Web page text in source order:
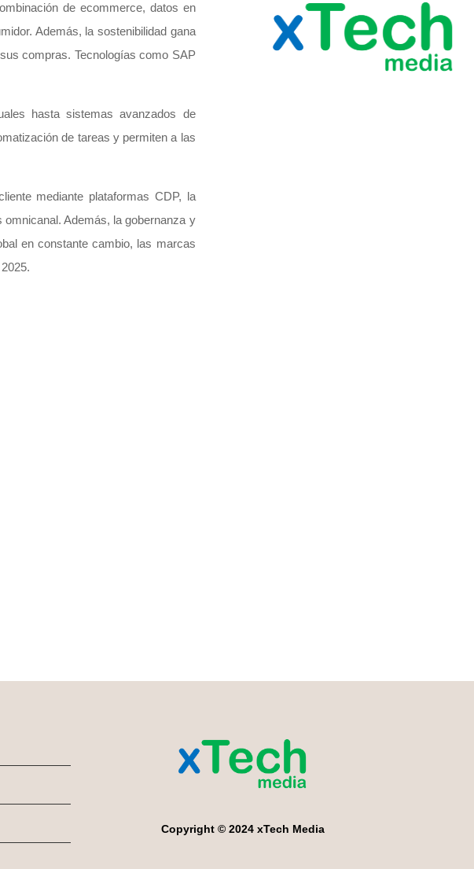
de ecommerce, datos en
Además, la sostenibilidad gana
compras. Tecnologías como SAP
hasta sistemas avanzados de
de tareas y permiten a las
mediante plataformas CDP, la
Además, la gobernanza y
en constante cambio, las marcas
Copyright © 2024 xTech Media